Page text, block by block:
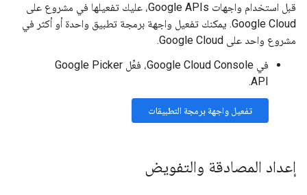
قبل استخدام واجهات Google APIs، عليك تفعيلها في مشروع على
Google Cloud. يمكنك تفعيل واجهة برمجة تطبيق واحدة أو أكثر في
مشروع واحد على Google Cloud.
في Google Cloud Console، فعِّل Google Picker
API.
تفعيل واجهة برمجة التطبيقات
إعداد المصادقة والتفويض